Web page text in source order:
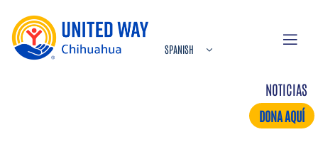
NOTICIAS
DONA AQUÍ